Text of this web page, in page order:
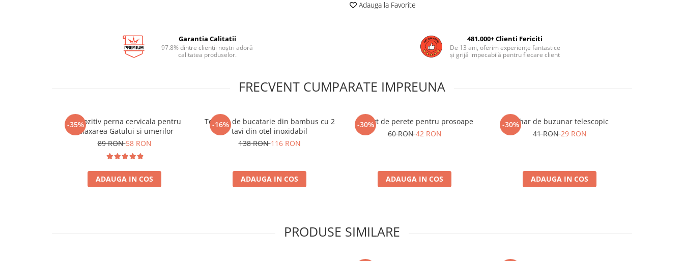
Adauga la Favorite
Garantia Calitatii
97.8% dintre clienții noștri adoră
calitatea produselor.
481.000+ Clienti Fericiti
De 13 ani, oferim experiențe fantastice
și grijă impecabilă pentru fiecare client
FRECVENT CUMPARATE IMPREUNA
-35%
Dispozitiv perna cervicala pentru
relaxarea Gatului si umerilor
89 RON58 RON
ADAUGA IN COS
-16%
Tocator de bucatarie din bambus cu 2
tavi din otel inoxidabil
138 RON116 RON
ADAUGA IN COS
-30%
Suport de perete pentru prosoape
60 RON42 RON
ADAUGA IN COS
-30%Pahar de buzunar telescopic
41 RON29 RON
ADAUGA IN COS
PRODUSE SIMILARE